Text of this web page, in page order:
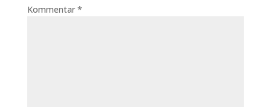
Kommentar *